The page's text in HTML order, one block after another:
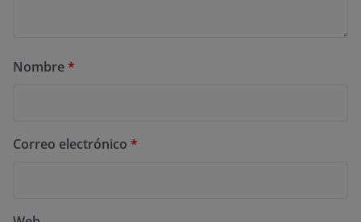
Nombre*
Correo electrónico *